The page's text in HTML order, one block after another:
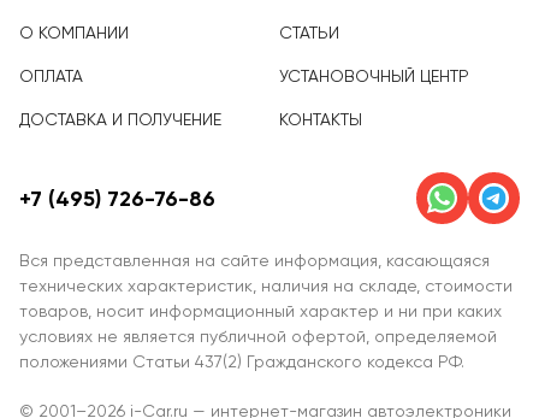
О КОМПАНИИ
ОПЛАТА
ДОСТАВКА И ПОЛУЧЕНИЕ
СТАТЬИ
УСТАНОВОЧНЫЙ ЦЕНТР
КОНТАКТЫ
Вся представленная на сайте информация, касающаяся
технических характеристик, наличия на складе, стоимости
товаров, носит информационный характер и ни при каких
условиях не является публичной офертой, определяемой
положениями Статьи 437(2) Гражданского кодекса РФ.
+7 (495) 726-76-86
© 2001–2026 i-Car.ru — интернет-магазин автоэлектроники